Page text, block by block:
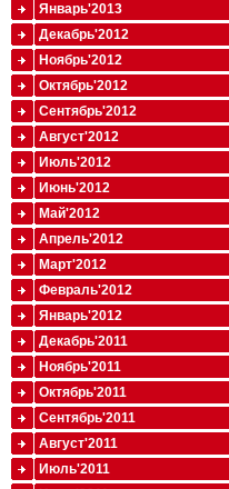
Январь'2013
Декабрь'2012
Ноябрь'2012
Октябрь'2012
Сентябрь'2012
Август'2012
Июль'2012
Июнь'2012
Май'2012
Апрель'2012
Март'2012
Февраль'2012
Январь'2012
Декабрь'2011
Ноябрь'2011
Октябрь'2011
Сентябрь'2011
Август'2011
Июль'2011